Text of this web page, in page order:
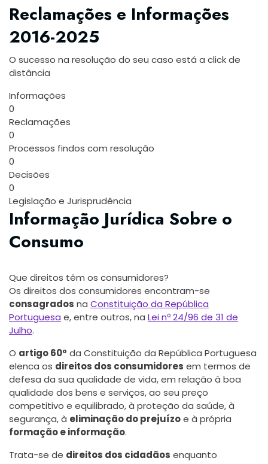
Reclamações e Informações
2016-2025
O sucesso na resolução do seu caso está a click de
distância
Informações
0
Reclamações
0
Processos findos com resolução
0
Decisões
0
Legislação e Jurisprudência
Informação Jurídica Sobre o
Consumo
Que direitos têm os consumidores?
Os direitos dos consumidores encontram-se
consagrados na Constituição da República
Portuguesa e, entre outros, na Lei nº 24/96 de 31 de
Julho.
O artigo 60º da Constituição da República Portuguesa
elenca os direitos dos consumidores em termos de
defesa da sua qualidade de vida, em relação â boa
qualidade dos bens e serviços, ao seu preço
competitivo e equilibrado, à proteção da saúde, à
segurança, à eliminação do prejuízoe à própria
formação e informação.
Trata-se de direitos dos cidadãos enquanto